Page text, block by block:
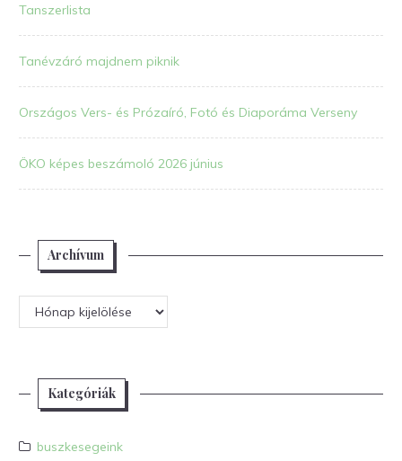
Tanszerlista
Tanévzáró majdnem piknik
Országos Vers- és Prózaíró, Fotó és Diaporáma Verseny
ÖKO képes beszámoló 2026 június
Archívum
Archívum
Kategóriák
buszkesegeink